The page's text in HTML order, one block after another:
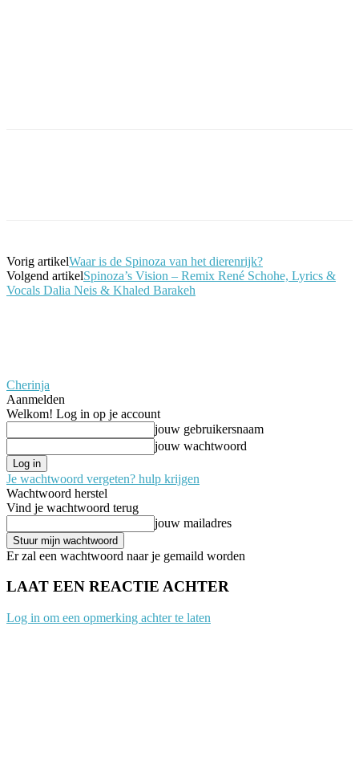
Vorig artikelWaar is de Spinoza van het dierenrijk?
Volgend artikelSpinoza’s Vision – Remix René Schohe, Lyrics &
Vocals Dalia Neis & Khaled Barakeh
Cherinja
Aanmelden
Welkom! Log in op je account
jouw gebruikersnaam
jouw wachtwoord
Je wachtwoord vergeten? hulp krijgen
Wachtwoord herstel
Vind je wachtwoord terug
jouw mailadres
Er zal een wachtwoord naar je gemaild worden
LAAT EEN REACTIE ACHTER
Log in om een opmerking achter te laten